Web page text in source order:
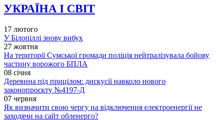
УКРАЇНА І СВІТ
17 лютого
У Білопіллі знову вибух
27 жовтня
На території Сумської громади поліція нейтралізувала бойову
частину ворожого БПЛА
08 січня
Деревина під прицілом: дискусії навколо нового
законопроєкту №4197-Д
07 червня
Як визначити свою чергу на відключення електроенергії не
заходячи на сайт обленерго?